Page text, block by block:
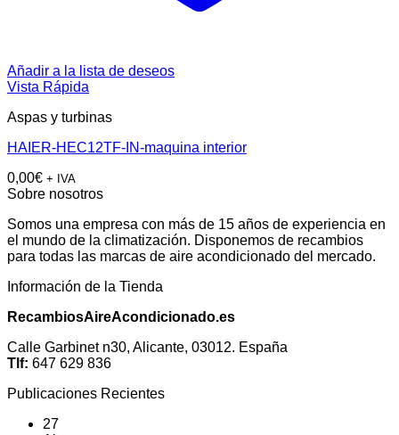
Añadir a la lista de deseos
Vista Rápida
Aspas y turbinas
HAIER-HEC12TF-IN-maquina interior
0,00€ + IVA
Sobre nosotros
Somos una empresa con más de 15 años de experiencia en
el mundo de la climatización. Disponemos de recambios
para todas las marcas de aire acondicionado del mercado.
Información de la Tienda
RecambiosAireAcondicionado.es
Calle Garbinet n30, Alicante, 03012. España
Tlf: 647 629 836
Publicaciones Recientes
27